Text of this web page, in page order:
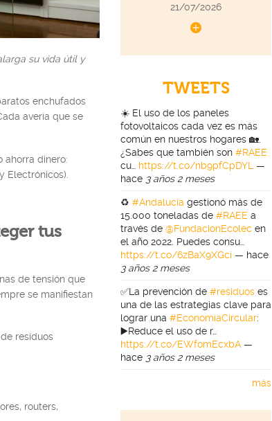
su vida útil y
enchufados
avería que se
ahorra dinero:
Electrónicos).
tus
de tensión que
se manifiestan
residuos
routers,
21/07/2026
TWEETS
☀️ El uso de los paneles
fotovoltaicos cada vez es más
común en nuestros hogares 🏡.
¿Sabes que también son #RAEE
cu… https://t.co/nb9pfCpDYL
—
hace 3 años 2 meses
♻️ #Andalucía gestionó más de
15.000 toneladas de #RAEE a
través de @FundacionEcolec en
el año 2022. Puedes consu…
https://t.co/6zBaX9XGci — hace
3 años 2 meses
✅La prevención de #residuos es
una de las estrategias clave para
lograr una #EconomíaCircular:
▶️Reduce el uso de r…
https://t.co/EWfomEcxbA —
hace 3 años 2 meses
más